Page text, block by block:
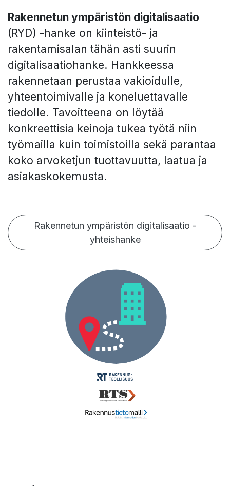
Rakennetun ympäristön digitalisaatio
(RYD) -hanke on kiinteistö- ja
rakentamisalan tähän asti suurin
digitalisaatiohanke. Hankkeessa
rakennetaan perustaa vakioidulle,
yhteentoimivalle ja koneluettavalle
tiedolle. Tavoitteena on löytää
konkreettisia keinoja tukea työtä niin
työmailla kuin toimistoilla sekä parantaa
koko arvoketjun tuottavuutta, laatua ja
asiakaskokemusta.
Rakennetun ympäristön digital​​​​isaatio -
yhteishanke